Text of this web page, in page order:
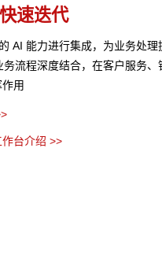
计和实际执行差异
战地图的形式进行可视化呈现
的关系以及当前流程所处阶段
时间、资源消耗等指标数据，